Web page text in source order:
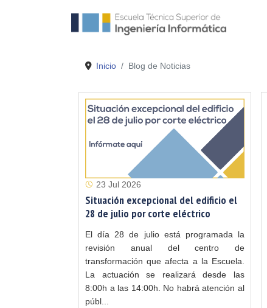
Inicio Blog de Noticias
23 Jul 2026
Situación excepcional del edificio el
28 de julio por corte eléctrico
El día 28 de julio está programada la
revisión anual del centro de
transformación que afecta a la Escuela.
La actuación se realizará desde las
8:00h a las 14:00h. No habrá atención al
públ...